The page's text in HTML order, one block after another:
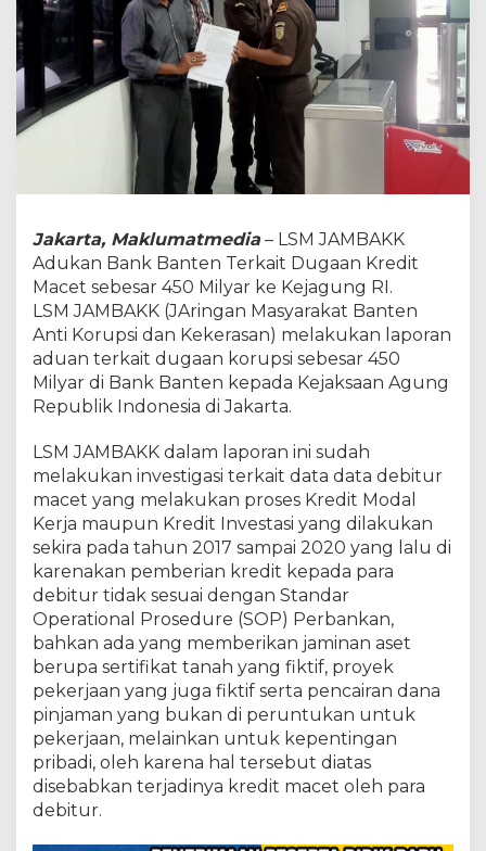
n
B
a
B
a
n
t
e
T
e
r
a
i
D
u
g
a
n
K
r
e
d
i
M
a
c
e
t
s
e
b
e
s
Jakarta, Maklumatmedia– LSM JAMBAKK
Adukan Bank Banten Terkait Dugaan Kredit
Macet sebesar 450 Milyar ke Kejagung RI.
LSM JAMBAKK (JAringan Masyarakat Banten
Anti Korupsi dan Kekerasan) melakukan laporan
aduan terkait dugaan korupsi sebesar 450
Milyar di Bank Banten kepada Kejaksaan Agung
Republik Indonesia di Jakarta.
LSM JAMBAKK dalam laporan ini sudah
melakukan investigasi terkait data data debitur
macet yang melakukan proses Kredit Modal
Kerja maupun Kredit Investasi yang dilakukan
sekira pada tahun 2017 sampai 2020 yang lalu di
karenakan pemberian kredit kepada para
debitur tidak sesuai dengan Standar
Operational Prosedure (SOP) Perbankan,
bahkan ada yang memberikan jaminan aset
berupa sertifikat tanah yang fiktif, proyek
pekerjaan yang juga fiktif serta pencairan dana
pinjaman yang bukan di peruntukan untuk
pekerjaan, melainkan untuk kepentingan
pribadi, oleh karena hal tersebut diatas
disebabkan terjadinya kredit macet oleh para
debitur.